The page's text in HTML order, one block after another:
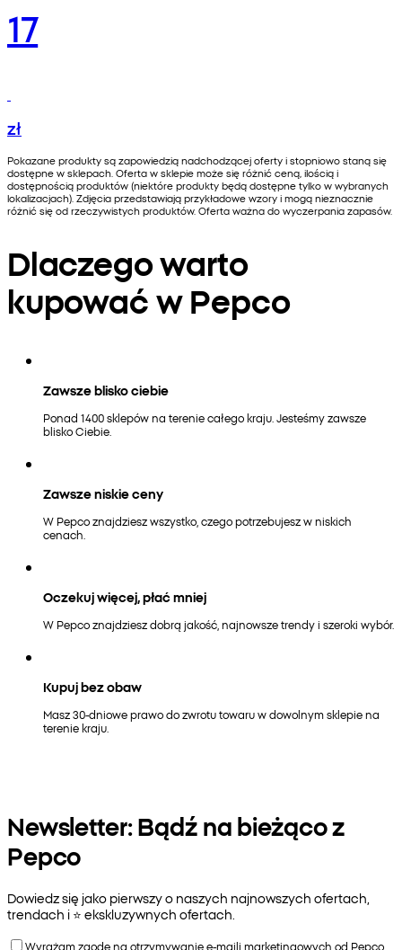
17
zł
Pokazane produkty są zapowiedzią nadchodzącej oferty i stopniowo staną się
dostępne w sklepach. Oferta w sklepie może się różnić ceną, ilością i
dostępnością produktów (niektóre produkty będą dostępne tylko w wybranych
lokalizacjach). Zdjęcia przedstawiają przykładowe wzory i mogą nieznacznie
różnić się od rzeczywistych produktów. Oferta ważna do wyczerpania zapasów.
Dlaczego warto
kupować w Pepco
Zawsze blisko ciebie
Ponad 1400 sklepów na terenie całego kraju. Jesteśmy zawsze
blisko Ciebie.
Zawsze niskie ceny
W Pepco znajdziesz wszystko, czego potrzebujesz w niskich
cenach.
Oczekuj więcej, płać mniej
W Pepco znajdziesz dobrą jakość, najnowsze trendy i szeroki wybór.
Kupuj bez obaw
Masz 30-dniowe prawo do zwrotu towaru w dowolnym sklepie na
terenie kraju.
Newsletter: Bądź na bieżąco z
Pepco
Dowiedz się jako pierwszy o naszych najnowszych ofertach,
trendach i ⭐️ ekskluzywnych ofertach.
Wyrażam zgodę na otrzymywanie e-maili marketingowych od Pepco